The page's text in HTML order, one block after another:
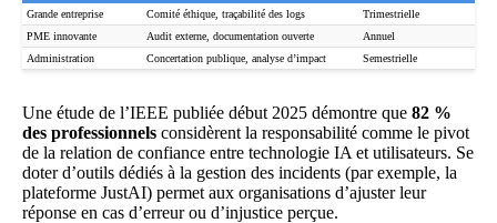
Grande entreprise
Comité éthique, traçabilité des logs
Trimestrielle
PME innovante
Audit externe, documentation ouverte
Annuel
Administration
Concertation publique, analyse d’impact Semestrielle
Une étude de l’IEEE publiée début 2025 démontre que 82 %
des professionnels considèrent la responsabilité comme le pivot
de la relation de confiance entre technologie IA et utilisateurs. Se
doter d’outils dédiés à la gestion des incidents (par exemple, la
plateforme JustAI) permet aux organisations d’ajuster leur
réponse en cas d’erreur ou d’injustice perçue.